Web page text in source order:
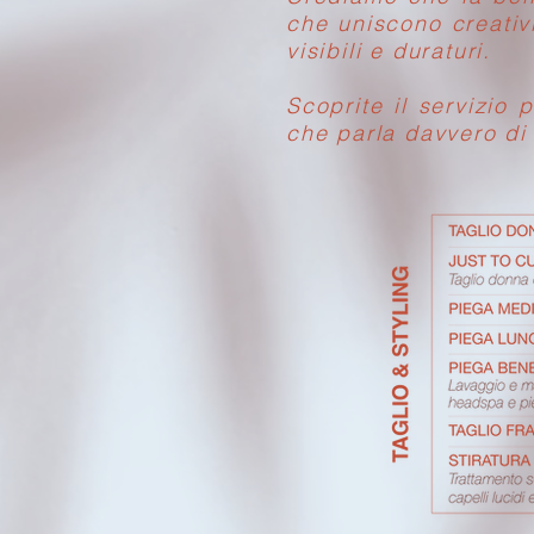
che uniscono
visibili e duraturi.
Scoprite il servizio
che parla davvero di